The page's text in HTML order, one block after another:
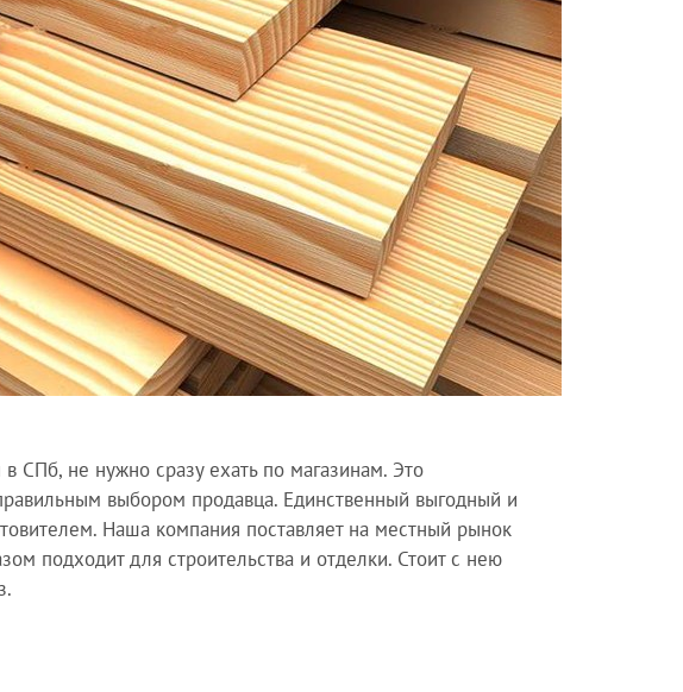
СПб, не нужно сразу ехать по магазинам. Это
выбором продавца. Единственный выгодный и
Наша компания поставляет на местный рынок
подходит для строительства и отделки. Стоит с нею